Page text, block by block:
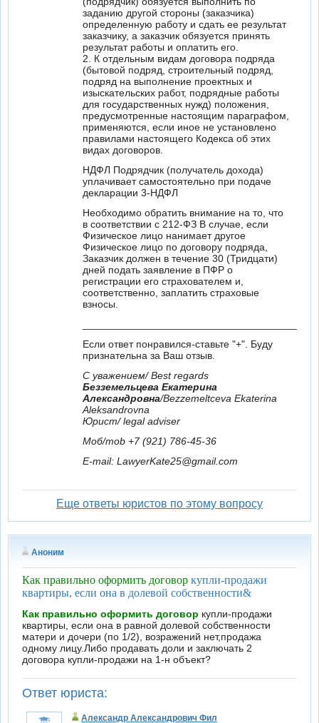
заданию другой стороны (заказчика)
определенную работу и сдать ее результат
заказчику, а заказчик обязуется принять
результат работы и оплатить его.
2. К отдельным видам договора подряда
(бытовой подряд, строительный подряд,
подряд на выполнение проектных и
изыскательских работ, подрядные работы
для государственных нужд) положения,
предусмотренные настоящим параграфом,
применяются, если иное не установлено
правилами настоящего Кодекса об этих
видах договоров.
НДФЛ Подрядчик (получатель дохода)
уплачивает самостоятельно при подаче
декларации 3-НДФЛ
Необходимо обратить внимание на то, что
в соответствии с 212-ФЗ В случае, если
Физическое лицо нанимает другое
Физическое лицо по договору подряда,
Заказчик должен в течение 30 (Тридцати)
дней подать заявление в ПФР о
регистрации его страхователем и,
соответственно, заплатить страховые
взносы.
Если ответ понравился-ставьте "+". Буду
признательна за Ваш отзыв.
С уважением/ Best regards
Безземельцева Екатерина
Александровна/Bezzemeltceva Ekaterina
Aleksandrovna
Юрист/ legal adviser
Моб/mob +7 (921) 786-45-36
E-mail: LawyerKate25@gmail.com
Еще ответы юристов по этому вопросу
Аноним
Как правильно оформить договор купли-продажи
квартиры, если она в долевой собственности&
Как правильно оформить договор купли-продажи
квартиры, если она в равной долевой собственности
матери и дочери (по 1/2), возражений нет,продажа
одному лицу.Либо продавать доли и заключать 2
договора купли-продажи на 1-н объект?
Ответ юриста:
Александр Александрович Фил